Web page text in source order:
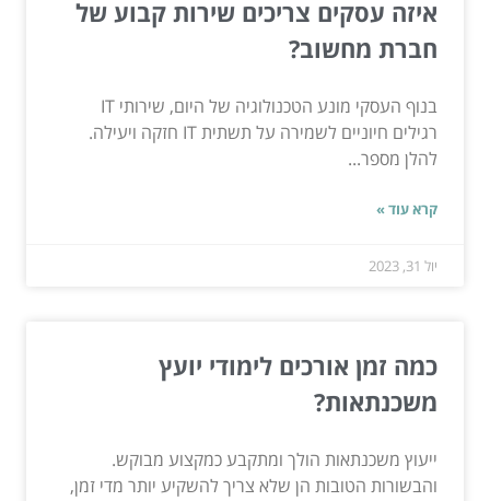
איזה עסקים צריכים שירות קבוע של
חברת מחשוב?
בנוף העסקי מונע הטכנולוגיה של היום, שירותי IT
רגילים חיוניים לשמירה על תשתית IT חזקה ויעילה.
להלן מספר...
קרא עוד »
יול 31, 2023
כמה זמן אורכים לימודי יועץ
משכנתאות?
ייעוץ משכנתאות הולך ומתקבע כמקצוע מבוקש.
והבשורות הטובות הן שלא צריך להשקיע יותר מדי זמן,